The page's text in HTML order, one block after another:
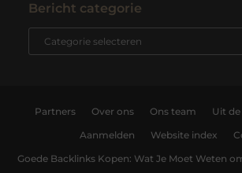
Bericht categorie
Partners Over ons Ons team Uit de
Aanmelden Website index
Goede Backlinks Kopen: Wat Je Moet Weten